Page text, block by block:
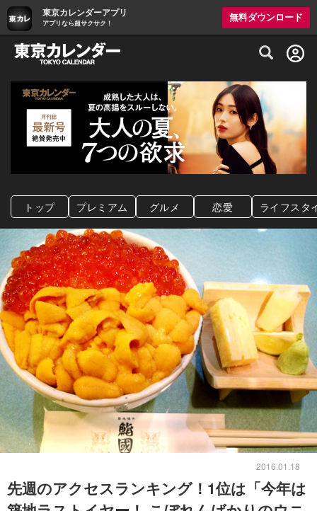
東京カレンダーアプリ
アプリなら超サクサク！
無料ダウンロード
グルメ情報・プレミアムレストラン予約
トップ プレミアム グルメ 恋愛 ライフスタ
2016.01.18
先週のアクセスランキング！1位は「今年は